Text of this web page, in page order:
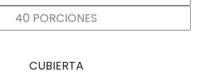
40 PORCIONES
CUBIERTA